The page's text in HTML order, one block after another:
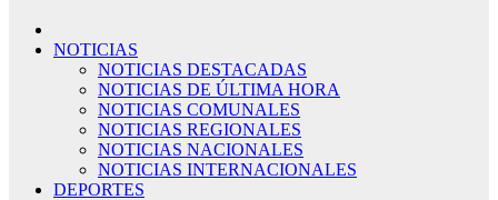
NOTICIAS
NOTICIAS DESTACADAS
NOTICIAS DE ÚLTIMA HORA
NOTICIAS COMUNALES
NOTICIAS REGIONALES
NOTICIAS NACIONALES
NOTICIAS INTERNACIONALES
DEPORTES